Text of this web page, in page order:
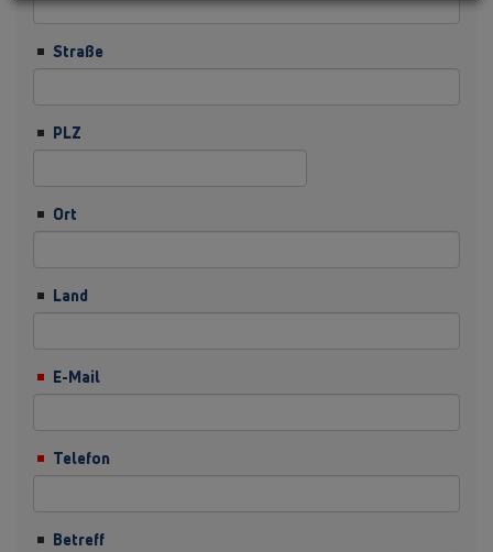
Straße
PLZ
Ort
Land
E-Mail
Telefon
Betreff